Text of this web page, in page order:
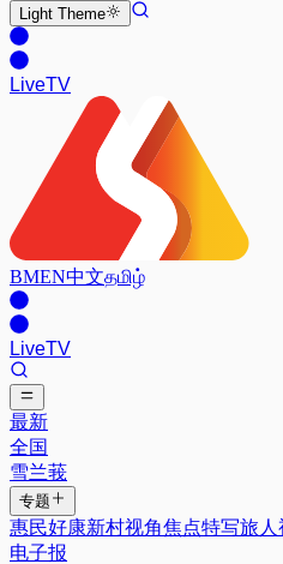
Light Theme
LiveTV
BMEN中文தமிழ்
LiveTV
最新
全国
雪兰莪
专题
惠民好康新村视角焦点特写旅人
电子报